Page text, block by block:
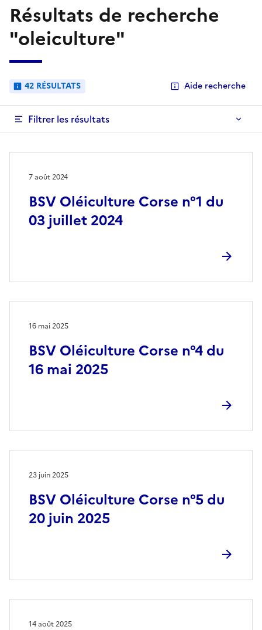
Résultats de recherche
"oleiculture"
42 RÉSULTATS Aide recherche
Filtrer les résultats
BSV Oléiculture Corse n°1 du
03 juillet 2024
7 août 2024
BSV Oléiculture Corse n°4 du
16 mai 2025
16 mai 2025
BSV Oléiculture Corse n°5 du
20 juin 2025
23 juin 2025
14 août 2025